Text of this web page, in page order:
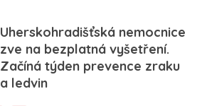
Uherskohradišťská nemocnice
zve na bezplatná vyšetření.
Začíná týden prevence zraku
a ledvin